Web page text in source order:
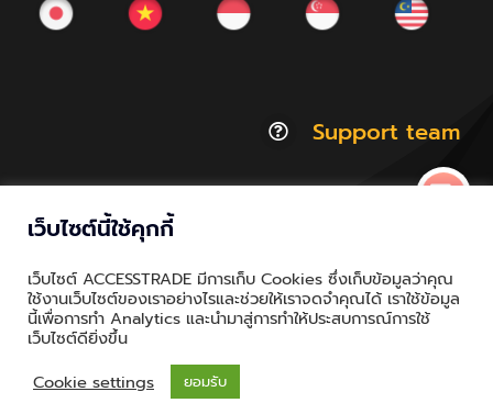
Support team
Thailand.a | All Rights Reserved
Privacy & Policy | Cookie Policy
เว็บไซต์นี้ใช้คุกกี้
เว็บไซต์ ACCESSTRADE มีการเก็บ Cookies ซึ่งเก็บข้อมูลว่าคุณ
ใช้งานเว็บไซต์ของเราอย่างไรและช่วยให้เราจดจำคุณได้ เราใช้ข้อมูล
นี้เพื่อการทำ Analytics และนำมาสู่การทำให้ประสบการณ์การใช้
เว็บไซต์ดียิ่งขึ้น
Cookie settings
ยอมรับ